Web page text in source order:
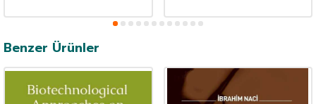
Benzer Ürünler